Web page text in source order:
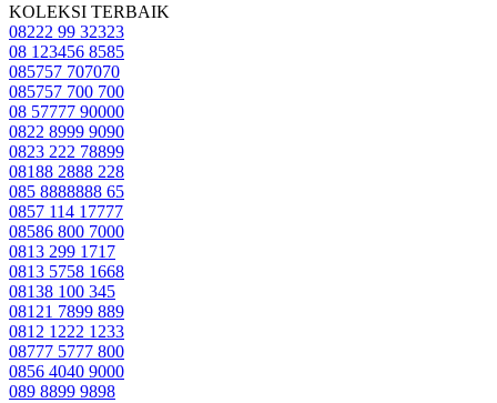
KOLEKSI TERBAIK
08222 99 32323
08 123456 8585
085757 707070
085757 700 700
08 57777 90000
0822 8999 9090
0823 222 78899
08188 2888 228
085 8888888 65
0857 114 17777
08586 800 7000
0813 299 1717
0813 5758 1668
08138 100 345
08121 7899 889
0812 1222 1233
08777 5777 800
0856 4040 9000
089 8899 9898